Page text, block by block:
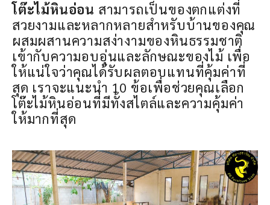
โต๊ะไม้หินอ่อน สามารถเป็นของตกแต่งที่
สวยงามและหลากหลายสำหรับบ้านของคุณ
ผสมผสานความสง่างามของหินธรรมชาติ
เข้ากับความอบอุ่นและลักษณะของไม้ เพื่อ
ให้แน่ใจว่าคุณได้รับผลตอบแทนที่คุ้มค่าที่
สุด เราจะแนะนำ 10 ข้อเพื่อช่วยคุณเลือก
โต๊ะไม้หินอ่อนที่มีทั้งสไตล์และความคุ้มค่า
ให้มากที่สุด